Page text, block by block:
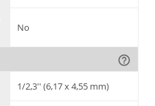
No
help_outline
1/2,3'' (6,17 x 4,55 mm)